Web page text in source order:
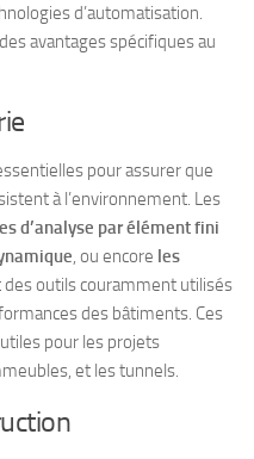
d’automatisation.
avantages spécifiques au
pour assurer que
à l’environnement. Les
d’analyse par élément fini
, ou encore les
des outils couramment utilisés
des bâtiments. Ces
pour les projets
et les tunnels.